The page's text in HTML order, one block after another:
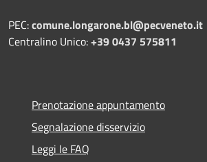
PEC:comune.longarone.bl@pecveneto.it
Centralino Unico:+39 0437 575811
Prenotazione appuntamento
Segnalazione disservizio
Leggi le FAQ